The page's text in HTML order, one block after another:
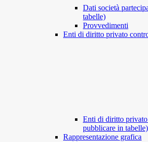
Dati società
tabelle)
Provvedimenti
Enti di diritto privato
Enti di diritto
pubblicare in tabelle)
Rappresentazione grafica